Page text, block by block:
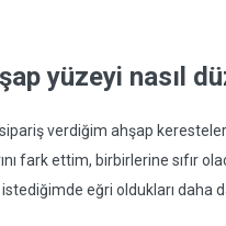
yüzeyi nasıl
verdiğim ahşap
fark ettim, birbirlerine sıfır
eğri oldukları daha